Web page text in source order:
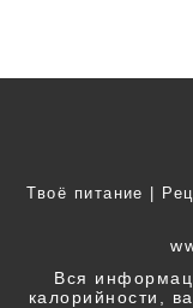
Твоё питание |
Вся
калорийности,